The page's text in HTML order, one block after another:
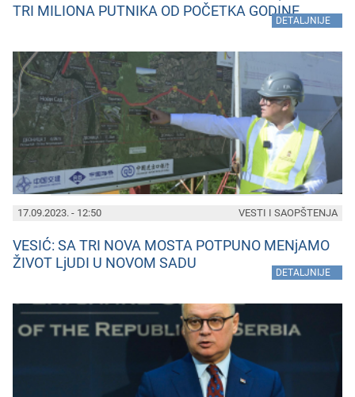
TRI MILIONA PUTNIKA OD POČETKA GODINE
DETALJNIJE
17.09.2023. - 12:50
VESIĆ: SA TRI NOVA MOSTA POTPUNO MENjAMO
ŽIVOT LjUDI U NOVOM SADU
DETALJNIJE
VESTI I SAOPŠTENJA